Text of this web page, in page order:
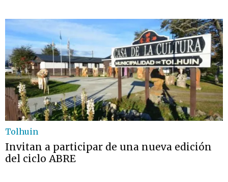
Tolhuin
Invitan a participar de una nueva edición
del ciclo ABRE